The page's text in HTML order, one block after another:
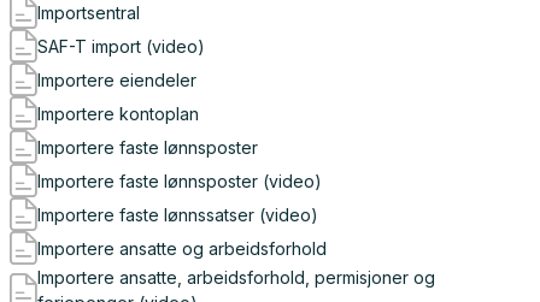
Importsentral
SAF-T import (video)
Importere eiendeler
Importere kontoplan
Importere faste lønnsposter
Importere faste lønnsposter (video)
Importere faste lønnssatser (video)
Importere ansatte og arbeidsforhold
Importere ansatte, arbeidsforhold, permisjoner og